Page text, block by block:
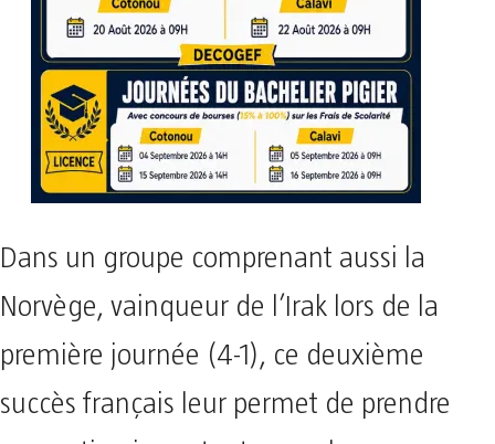
Dans un groupe comprenant aussi la
Norvège, vainqueur de l’Irak lors de la
première journée (4-1), ce deuxième
succès français leur permet de prendre